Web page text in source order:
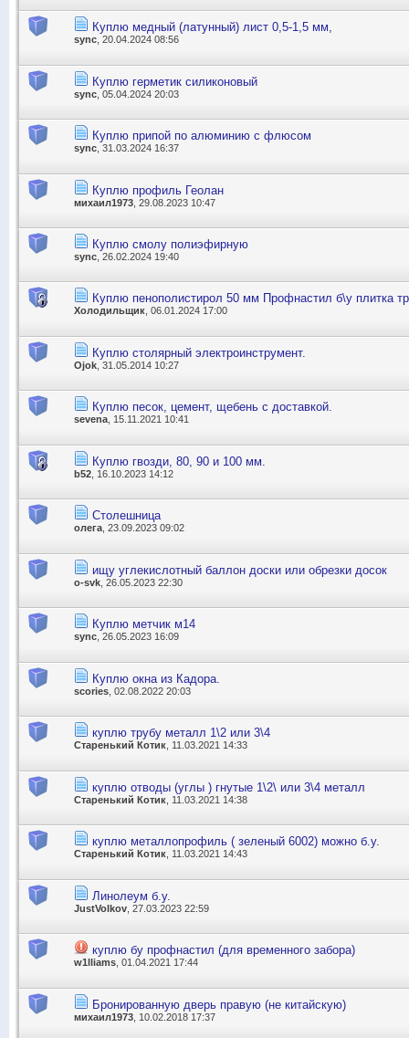
Куплю медный (латунный) лист 0,5-1,5 мм,
sync , 20.04.2024 08:56
Куплю герметик силиконовый
sync , 05.04.2024 20:03
Куплю припой по алюминию с флюсом
sync , 31.03.2024 16:37
Куплю профиль Геолан
михаил1973 , 29.08.2023 10:47
Куплю смолу полиэфирную
sync , 26.02.2024 19:40
Куплю пенополистирол 50 мм Профнастил б\у плитка
Холодильщик, 06.01.2024 17:00
Куплю столярный электроинструмент.
Ojok , 31.05.2014 10:27
Куплю песок, цемент, щебень с доставкой.
sevena , 15.11.2021 10:41
Куплю гвозди, 80, 90 и 100 мм.
b52 , 16.10.2023 14:12
Столешница
олега , 23.09.2023 09:02
ищу углекислотный баллон доски или обрезки досок
o-svk , 26.05.2023 22:30
Куплю метчик м14
sync , 26.05.2023 16:09
Куплю окна из Кадора.
scories , 02.08.2022 20:03
куплю трубу металл 1\2 или 3\4
Старенький Котик , 11.03.2021 14:33
куплю отводы (углы ) гнутые 1\2\ или 3\4 металл
Старенький Котик , 11.03.2021 14:38
куплю металлопрофиль ( зеленый 6002) можно б.у.
Старенький Котик , 11.03.2021 14:43
Линолеум б.у.
JustVolkov , 27.03.2023 22:59
куплю бу профнастил (для временного забора)
w1lliams , 01.04.2021 17:44
Бронированную дверь правую (не китайскую)
михаил1973 , 10.02.2018 17:37